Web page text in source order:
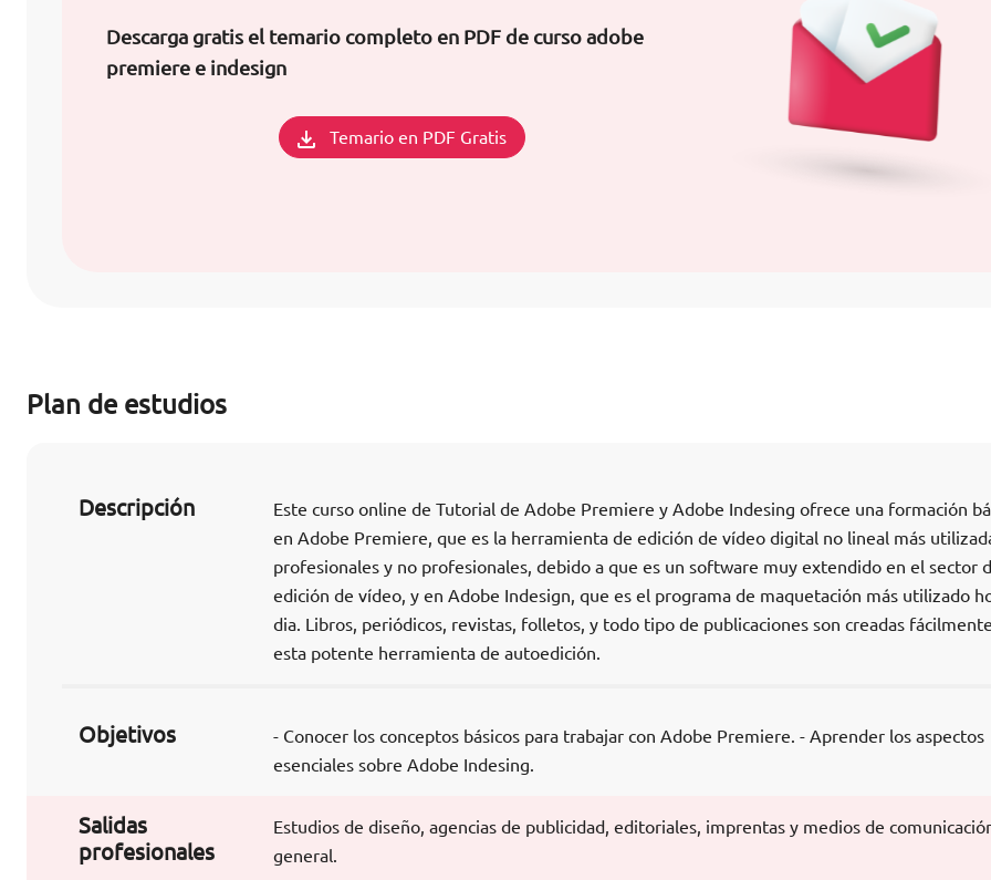
Descarga gratis el temario completo en PDF de curso adobe
premiere e indesign
Temario en PDF Gratis
Plan de estudios
Descripción
Este curso online de Tutorial de Adobe Premiere y Adobe Indesing ofrece una formación
en Adobe Premiere, que es la herramienta de edición de vídeo digital no lineal más
profesionales y no profesionales, debido a que es un software muy extendido en el sector
edición de vídeo, y en Adobe Indesign, que es el programa de maquetación más utilizado
dia. Libros, periódicos, revistas, folletos, y todo tipo de publicaciones son creadas
esta potente herramienta de autoedición.
Objetivos
- Conocer los conceptos básicos para trabajar con Adobe Premiere. - Aprender los aspectos
esenciales sobre Adobe Indesing.
Salidas
profesionales
Estudios de diseño, agencias de publicidad, editoriales, imprentas y medios de
general.